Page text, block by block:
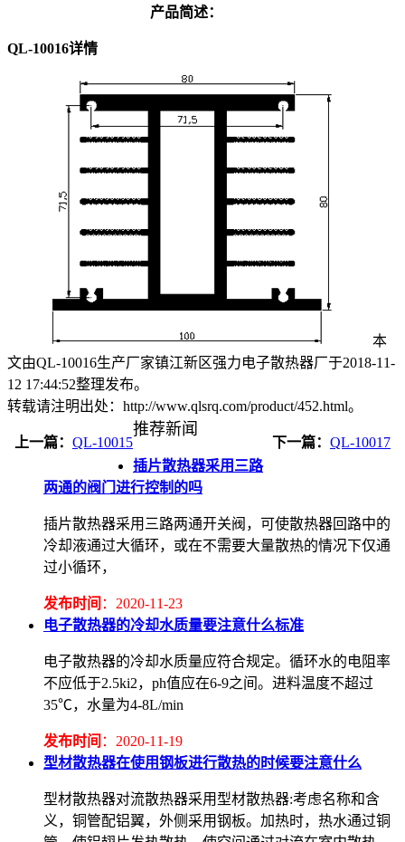
产品简述：
QL-10016详情
本
文由QL-10016生产厂家镇江新区强力电子散热器厂于2018-11-
12 17:44:52整理发布。
转载请注明出处：http://www.qlsrq.com/product/452.html。
上一篇： QL-10015 下一篇： QL-10017
推荐新闻
插片散热器采用三路
两通的阀门进行控制的吗
插片散热器采用三路两通开关阀，可使散热器回路中的
冷却液通过大循环，或在不需要大量散热的情况下仅通
过小循环，
发布时间 ：2020-11-23
电子散热器的冷却水质量要注意什么标准
电子散热器的冷却水质量应符合规定。循环水的电阻率
不应低于2.5ki2，ph值应在6-9之间。进料温度不超过
35℃，水量为4-8L/min
发布时间 ：2020-11-19
型材散热器在使用钢板进行散热的时候要注意什么
型材散热器对流散热器采用型材散热器:考虑名称和含
义，铜管配铝翼，外侧采用钢板。加热时，热水通过铜